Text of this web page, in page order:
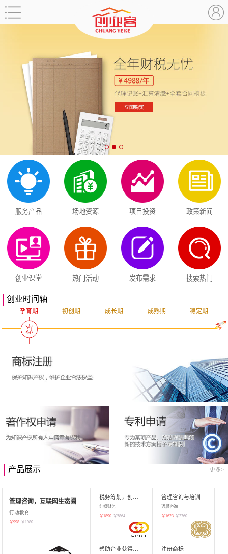
服务产品 场地资源 项目投资 政策新闻
创业课堂 热门活动 发布需求 搜索热门
创业时间轴
孕育期 初创期 成长期 成熟期 稳定期
产品展示 更多>
管理咨询，互联网生态圈
行动教育
￥998 ￥ 1980
红枫财务
￥ 1890 ￥5864
管理咨询与培训
迈晨咨询
￥ 1623 ￥2360
注册商标